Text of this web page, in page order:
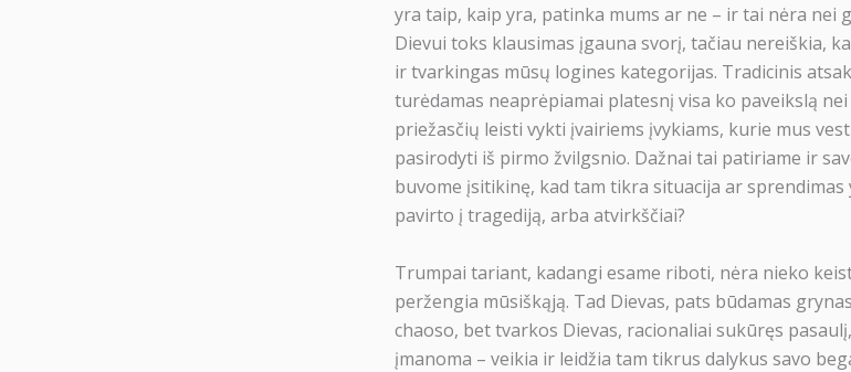
yra taip, kaip yra, patinka mums ar ne – ir tai nėra nei
Dievui toks klausimas įgauna svorį, tačiau nereiškia,
ir tvarkingas mūsų logines kategorijas. Tradicinis
turėdamas neaprėpiamai platesnį visa ko paveikslą
priežasčių leisti vykti įvairiems įvykiams, kurie mus
pasirodyti iš pirmo žvilgsnio. Dažnai tai patiriame ir
buvome įsitikinę, kad tam tikra situacija ar
pavirto į tragediją, arba atvirkščiai?
Trumpai tariant, kadangi esame riboti, nėra nieko
peržengia mūsiškąją. Tad Dievas, pats būdamas
chaoso, bet tvarkos Dievas, racionaliai sukūręs
įmanoma – veikia ir leidžia tam tikrus dalykus savo